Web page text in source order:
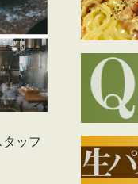
ッフ